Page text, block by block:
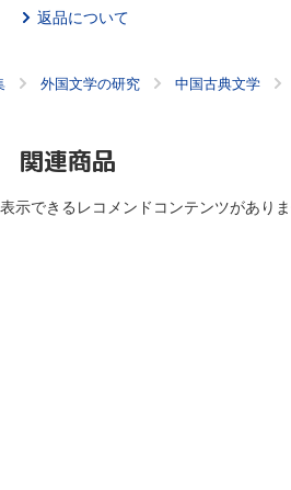
返品について
外国文学の研究 中国古典文学
関連商品
表示できるレコメンドコンテンツがあり